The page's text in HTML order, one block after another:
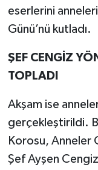
eserlerini
Günü’nü kutladı.
ŞEF CENGİZ
TOPLADI
Akşam ise
gerçekleştirildi.
Korosu, Anneler
Şef Ayşen